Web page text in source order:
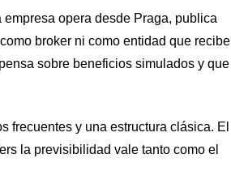
opera desde Praga, publica
broker ni como entidad que recibe
sobre beneficios simulados y que
frecuentes y una estructura clásica. El
la previsibilidad vale tanto como el